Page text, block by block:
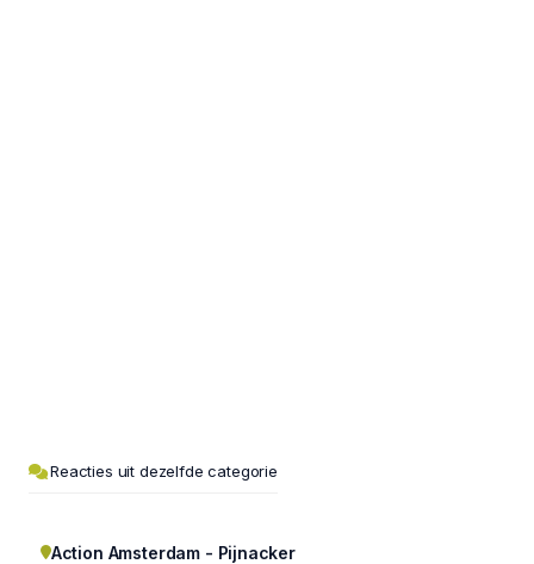
Reacties uit dezelfde categorie
Action Amsterdam - Pijnacker